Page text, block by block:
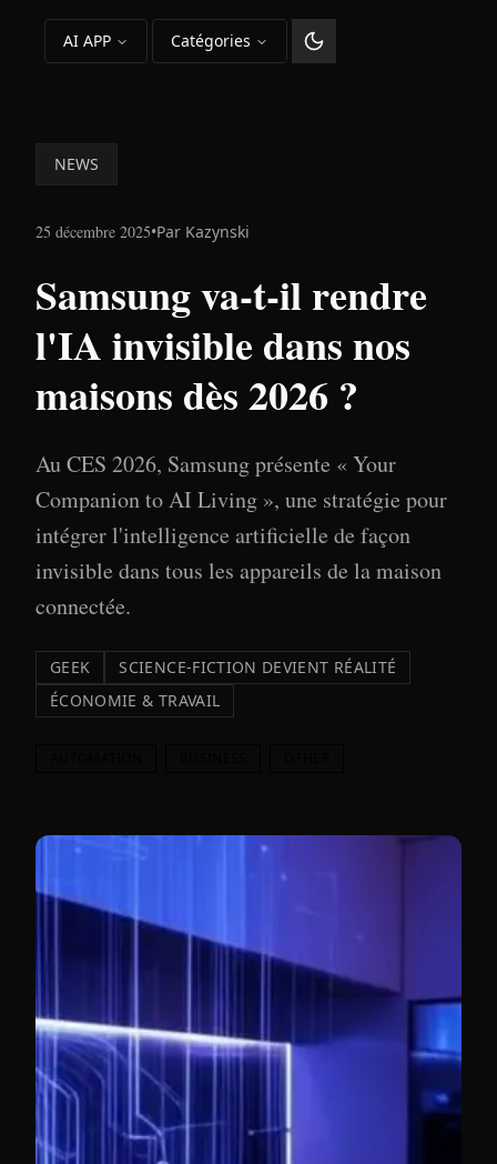
AI APP Catégories
Changer le thème
NEWS
25 décembre 2025•Par Kazynski
Samsung va-t-il rendre
l'IA invisible dans nos
maisons dès 2026 ?
Au CES 2026, Samsung présente « Your
Companion to AI Living », une stratégie pour
intégrer l'intelligence artificielle de façon
invisible dans tous les appareils de la maison
connectée.
GEEK
SCIENCE-FICTION DEVIENT RÉALITÉ
ÉCONOMIE & TRAVAIL